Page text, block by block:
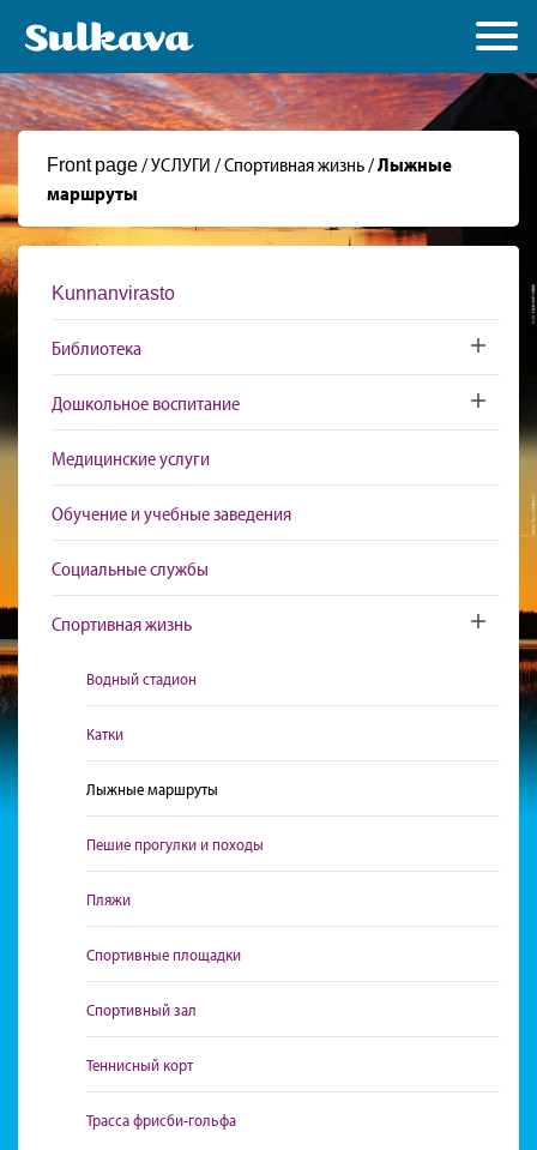
Front page/УСЛУГИ /Спортивная жизнь/Лыжные
маршруты
Kunnanvirasto
Библиотека Toggle
Дошкольное воспитание Toggle
Медицинские услуги
Обучение и учебные заведения
Социальные службы
Спортивная жизнь Toggle
Водный стадион
Катки
Лыжные маршруты
Пешие прогулки и походы
Пляжи
Спортивные площадки
Спортивный зал
Теннисный корт
Трасса фрисби-гольфа